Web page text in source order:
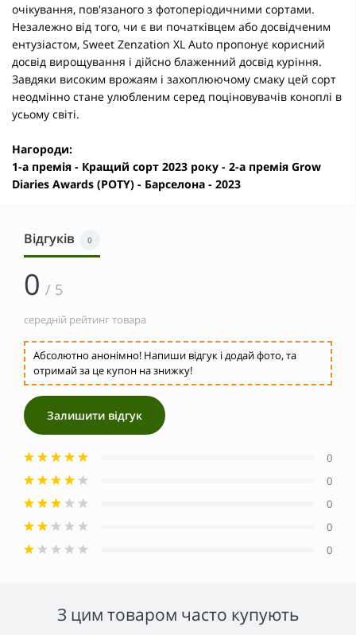
очікування, пов'язаного з фотоперіодичними сортами.
Незалежно від того, чи є ви початківцем або досвідченим
ентузіастом, Sweet Zenzation XL Auto пропонує корисний
досвід вирощування і дійсно блаженний досвід куріння.
Завдяки високим врожаям і захоплюючому смаку цей сорт
неодмінно стане улюбленим серед поціновувачів коноплі в
усьому світі.
Нагороди:
1-а премія - Кращий сорт 2023 року - 2-а премія Grow
Diaries Awards (POTY) - Барселона - 2023
Відгуків 0
0 / 5
середній рейтинг товара
Абсолютно анонімно! Напиши відгук і додай фото, та
отримай за це купон на знижку!
Залишити відгук
0
0
0
0
0
З цим товаром часто купують